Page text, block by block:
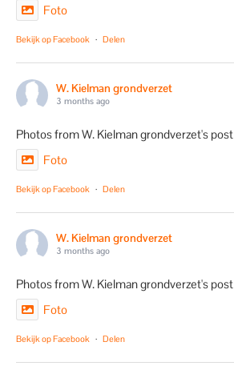
Foto
Bekijk op Facebook · Delen
W. Kielman grondverzet
3 months ago
Photos from W. Kielman grondverzet's post
Foto
Bekijk op Facebook · Delen
W. Kielman grondverzet
3 months ago
Photos from W. Kielman grondverzet's post
Foto
Bekijk op Facebook · Delen